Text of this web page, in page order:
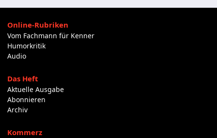
Online-Rubriken
Vom Fachmann für Kenner
Humorkritik
Audio
Das Heft
Aktuelle Ausgabe
Abonnieren
Archiv
Kommerz